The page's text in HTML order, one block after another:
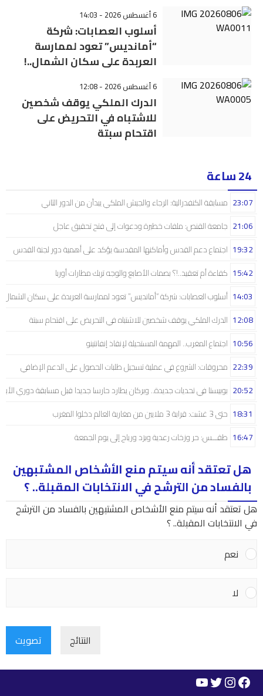
6 أغسطس 2026 - 14:03
أسلوب العصابات: شركة
“أمانديس” تعود لممارسة
العربدة على سكان الشمال..!
6 أغسطس 2026 - 12:08
الدرك الملكي يوقف شخصين
للاشتباه في التحريض على
اقتحام سبتة
24 ساعة
مسابقة الكنفدرالية: الرجاء والجيش الملكي يبدآن من الدور الثاني 23:07
جامعة القنص: ملفات خطيرة ودعوات إلى فتح تحقيق عاجل 21:06
اجتماع دعم القدس وأماكنها المقدسة يؤكد على أهمية دور لجنة القدس 19:32
كفاءة أم تعقيد..!؟ بصمات الأصابع والوجه تربك مطارات أوربا 15:42
أسلوب العصابات: شركة “أمانديس” تعود لممارسة العربدة على سكان 14:03
الدرك الملكي يوقف شخصين للاشتباه في التحريض على اقتحام سبتة 12:08
اجتماع المغرب.. المهمة المستحيلة لإنقاذ إنفانتينو 10:56
محروقات: الشروع في عملية تسجيل طلبات الحصول على الدعم الإضافي 22:39
بوبيستا في تحديات جديدة.. وبركان يطارد حارسا جديدا قبل مسابقة دوري 20:52
حتى 3 غشت: قرابة 3 ملايين من مغاربة العالم دخلوا المغرب 18:31
طقـــس: حر وزخات رعدية وبرَد ورياح إلى يوم الجمعة 16:47
هل تعتقد أنه سيتم منع الأشخاص المشتبهين
بالفساد من الترشح في الانتخابات المقبلة.. ؟
هل تعتقد أنه سيتم منع الأشخاص المشتبهين بالفساد من الترشح
في الانتخابات المقبلة.. ؟
نعم
لا
النتائج تصويت
Facebook
Instagram
Twitter
YouTube